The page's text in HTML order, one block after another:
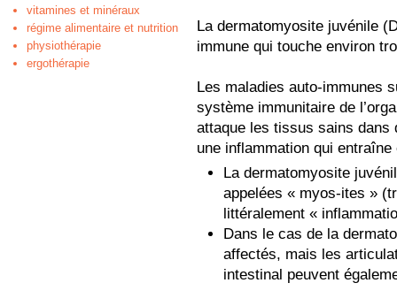
vitamines et minéraux
régime alimentaire et nutrition
physiothérapie
ergothérapie
La dermatomyosite juvénile
immune qui touche environ
Les maladies auto-immunes
système immunitaire de
attaque les tissus sains dans
une inflammation qui
La dermatomyosite
appelées « myos-ites »
littéralement «
Dans le cas de la
affectés, mais les
intestinal peuvent